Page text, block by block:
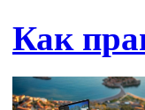
Как